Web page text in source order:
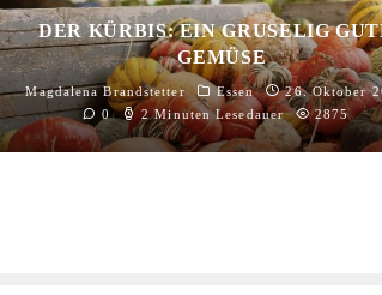
DER KÜRBIS: EIN GRUSELIG
GEMÜSE
Magdalena Brandstetter Essen
26. Oktober
0
2 Minuten Lesedauer 2875